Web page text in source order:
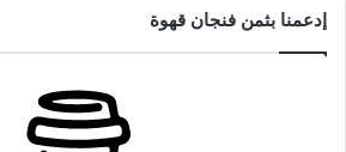
إدعمنا بثمن فنجان قهوة